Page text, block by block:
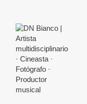
Content